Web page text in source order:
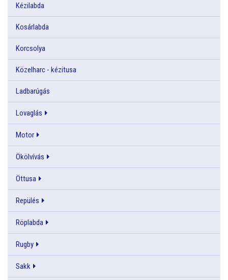
Kézilabda
Kosárlabda
Korcsolya
Közelharc - kézitusa
Ladbarúgás
Lovaglás
Motor
Ökölvívás
Öttusa
Repülés
Röplabda
Rugby
Sakk